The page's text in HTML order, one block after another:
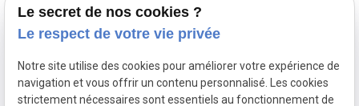
Mentions légales
Le secret de nos cookies ?
Le respect de votre vie privée
Notre site utilise des cookies pour améliorer votre expérience de
navigation et vous offrir un contenu personnalisé. Les cookies
strictement nécessaires sont essentiels au fonctionnement de